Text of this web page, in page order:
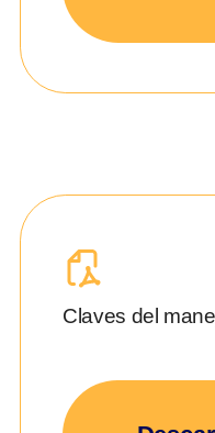
Claves del